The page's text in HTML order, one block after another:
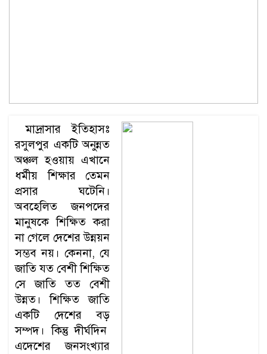
মাদ্রাসার ইতিহাসঃ
রসুলপুর একটি অনুন্নত
অঞ্চল হওয়ায় এখানে
ধর্মীয় শিক্ষার তেমন
প্রসার ঘটেনি।
অবহেলিত জনপদের
মানুষকে শিক্ষিত করা
না গেলে দেশের উন্নয়ন
সম্ভব নয়। কেননা, যে
জাতি যত বেশী শিক্ষিত
সে জাতি তত বেশী
উন্নত। শিক্ষিত জাতি
একটি দেশের বড়
সম্পদ। কিন্তু দীর্ঘদিন
এদেশের জনসংখ্যার